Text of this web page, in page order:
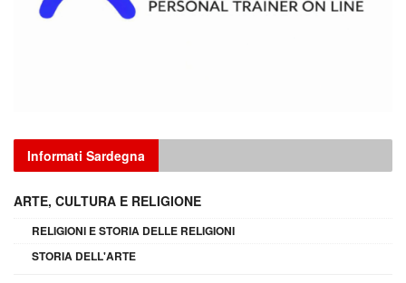
Informati Sardegna
ARTE, CULTURA E RELIGIONE
RELIGIONI E STORIA DELLE RELIGIONI
STORIA DELL'ARTE